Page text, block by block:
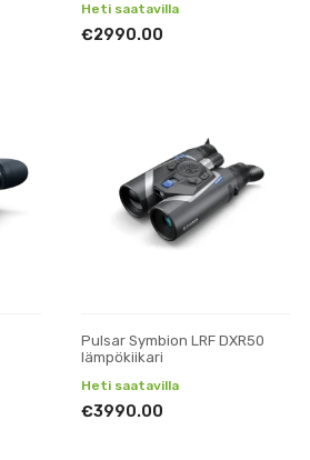
Heti saatavilla
€2990.00
Pulsar Symbion LRF DXR50
lämpökiikari
Heti saatavilla
€3990.00